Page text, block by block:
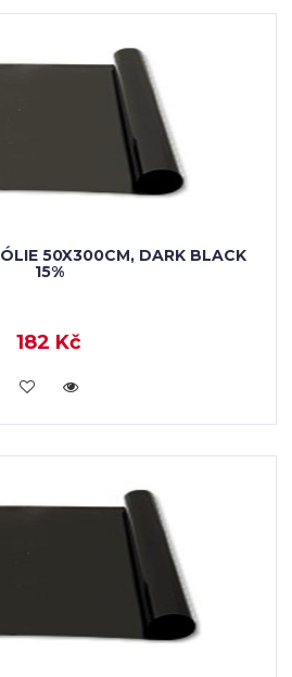
50X300CM, DARK BLACK
15%
182 Kč
DO KOŠÍKU